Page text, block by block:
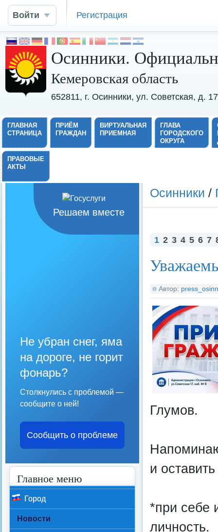
Войти Регистрация
Осинники.
Кемеровская область
652811, г. Осинники, ул. Советская, д.
ГЛАВНАЯ
СТРАНИЦА
ПРИЁМ
ГРАЖДАН
ВИРТУАЛЬНАЯ
ПРИЕМНАЯ
ГЛАВА
ГОРОДСКОГО
ОКРУГА
ПРАВОВЫЕ
АКТЫ
Осинники /
1 2 3 4 5 6 7
Автор:
Глумов.
и
*при себе
личность.
Решаем вместе
Не убран снег, яма
на дороге, не горит
фонарь?
Столкнулись с проблемой —
сообщите о ней!
Сообщить о проблеме
Главное меню
Город
Новости